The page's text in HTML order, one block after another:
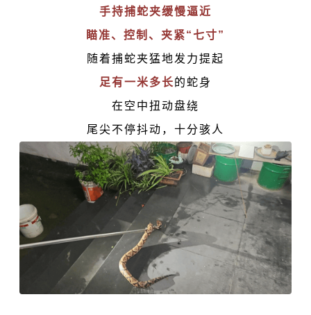
手持捕蛇夹缓慢逼近
瞄准、控制、夹紧“七寸”
随着捕蛇夹猛地发力提起
足有一米多长的蛇身
在空中扭动盘绕
尾尖不停抖动，十分骇人